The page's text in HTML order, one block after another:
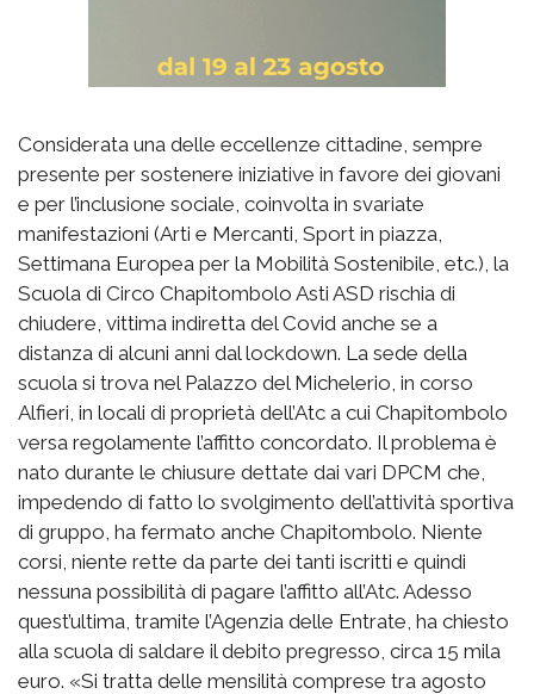
Considerata una delle eccellenze cittadine, sempre
presente per sostenere iniziative in favore dei giovani
e per l’inclusione sociale, coinvolta in svariate
manifestazioni (Arti e Mercanti, Sport in piazza,
Settimana Europea per la Mobilità Sostenibile, etc.), la
Scuola di Circo Chapitombolo Asti ASD rischia di
chiudere, vittima indiretta del Covid anche se a
distanza di alcuni anni dal lockdown. La sede della
scuola si trova nel Palazzo del Michelerio, in corso
Alfieri, in locali di proprietà dell’Atc a cui Chapitombolo
versa regolamente l’affitto concordato. Il problema è
nato durante le chiusure dettate dai vari DPCM che,
impedendo di fatto lo svolgimento dell’attività sportiva
di gruppo, ha fermato anche Chapitombolo. Niente
corsi, niente rette da parte dei tanti iscritti e quindi
nessuna possibilità di pagare l’affitto all’Atc. Adesso
quest’ultima, tramite l’Agenzia delle Entrate, ha chiesto
alla scuola di saldare il debito pregresso, circa 15 mila
euro. «Si tratta delle mensilità comprese tra agosto